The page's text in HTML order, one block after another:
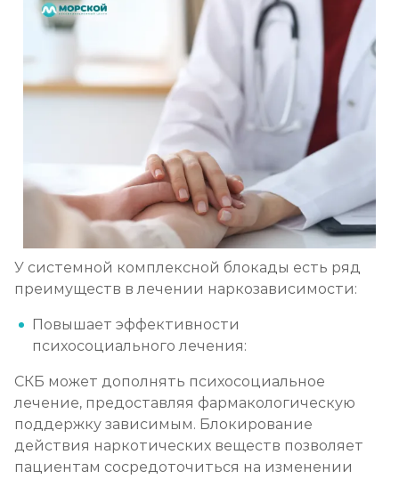
У системной комплексной блокады есть ряд
преимуществ в лечении наркозависимости:
Повышает эффективности
психосоциального лечения:
СКБ может дополнять психосоциальное
лечение, предоставляя фармакологическую
поддержку зависимым. Блокирование
действия наркотических веществ позволяет
пациентам сосредоточиться на изменении